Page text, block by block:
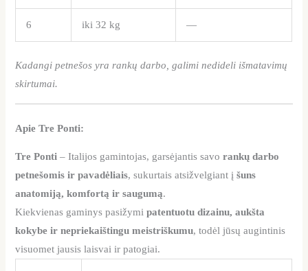
6 iki 32 kg —
Kadangi petnešos yra rankų darbo, galimi nedideli išmatavimų
skirtumai.
Apie Tre Ponti:
Tre Ponti – Italijos gamintojas, garsėjantis savorankų darbo
petnešomis ir pavadėliais, sukurtais atsižvelgiant įšuns
anatomiją, komfortą ir saugumą.
Kiekvienas gaminys pasižymipatentuotu dizainu, aukšta
kokybe ir nepriekaištingu meistriškumu, todėl jūsų augintinis
visuomet jausis laisvai ir patogiai.